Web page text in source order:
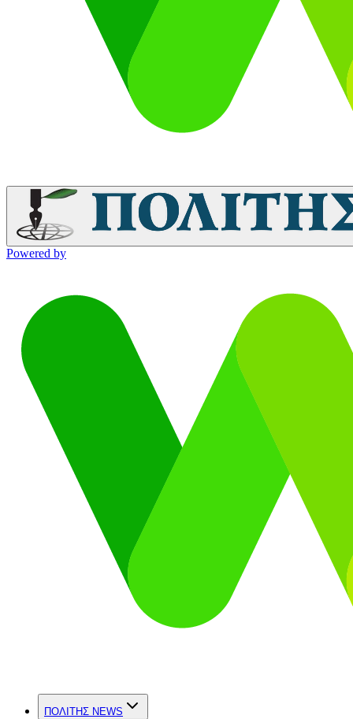
Powered by
ΠΟΛΙΤΗΣ NEWS